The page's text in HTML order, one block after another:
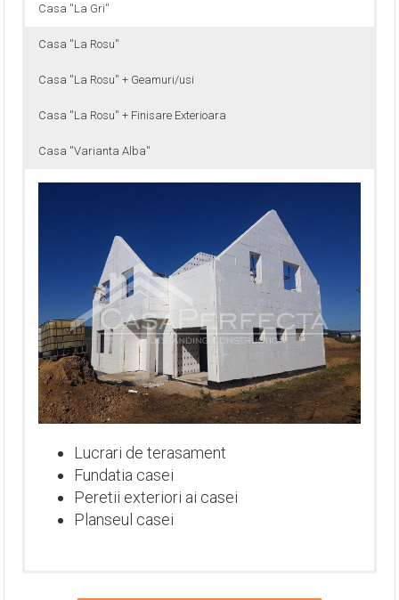
Casa ''La Gri''
Casa ''La Rosu''
Casa ''La Rosu'' + Geamuri/usi
Casa ''La Rosu'' + Finisare Exterioara
Casa ''Varianta Alba''
Lucrari de terasament
Fundatia casei
Peretii exteriori ai casei
Planseul casei